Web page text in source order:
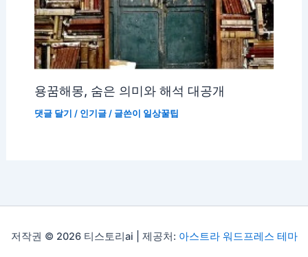
용꿈해몽, 숨은 의미와 해석 대공개
댓글 달기 / 인기글/ 글쓴이 일상꿀팁
저작권 © 2026 티스토리ai | 제공처: 아스트라 워드프레스 테마